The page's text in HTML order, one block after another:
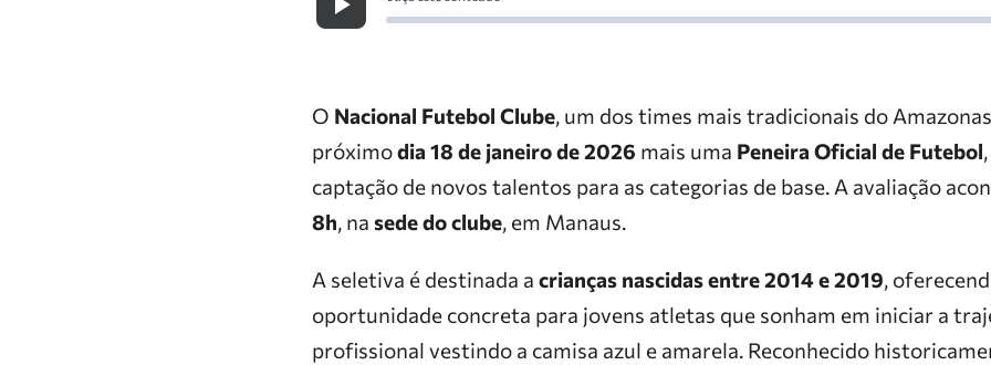
O Nacional Futebol Clube, um dos times mais tradicionais do
próximodia 18 de janeiro de 2026 mais uma Peneira Oficial de Futebol
captação de novos talentos para as categorias de base. A avaliação
8h, na sede do clube, em Manaus.
A seletiva é destinada a crianças nascidas entre 2014 e 2019,
oportunidade concreta para jovens atletas que sonham em iniciar a
profissional vestindo a camisa azul e amarela. Reconhecido